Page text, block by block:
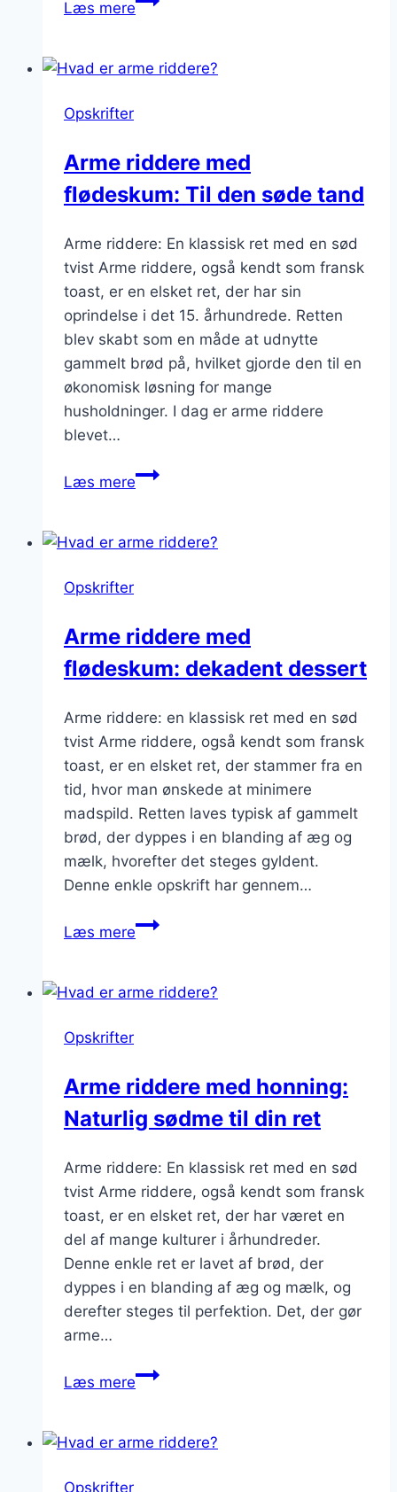
Læs mere
fløde
Opskrifter
Arme riddere med
flødeskum: Til den søde tand
Arme riddere: En klassisk ret med en sød
tvist Arme riddere, også kendt som fransk
toast, er en elsket ret, der har sin
oprindelse i det 15. århundrede. Retten
blev skabt som en måde at udnytte
gammelt brød på, hvilket gjorde den til en
økonomisk løsning for mange
husholdninger. I dag er arme riddere
blevet…
Læs mereArme
flødeskum:
tand
Opskrifter
Arme riddere med
flødeskum: dekadent dessert
Arme riddere: en klassisk ret med en sød
tvist Arme riddere, også kendt som fransk
toast, er en elsket ret, der stammer fra en
tid, hvor man ønskede at minimere
madspild. Retten laves typisk af gammelt
brød, der dyppes i en blanding af æg og
mælk, hvorefter det steges gyldent.
Denne enkle opskrift har gennem…
Læs mereArme
flødeskum:
Opskrifter
Arme riddere med honning:
Naturlig sødme til din ret
Arme riddere: En klassisk ret med en sød
tvist Arme riddere, også kendt som fransk
toast, er en elsket ret, der har været en
del af mange kulturer i århundreder.
Denne enkle ret er lavet af brød, der
dyppes i en blanding af æg og mælk, og
derefter steges til perfektion. Det, der gør
arme…
Læs mereArme
honning:
Opskrifter